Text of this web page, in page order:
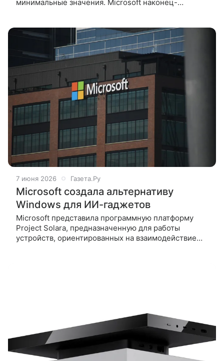
минимальные значения. Microsoft наконец-
7 июня 2026 Газета.Ру
Microsoft создала альтернативу
Windows для ИИ-гаджетов
Microsoft представила программную платформу
Project Solara, предназначенную для работы
устройств, ориентированных на взаимодействие